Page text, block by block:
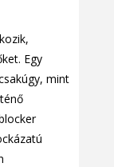
Egy
mint